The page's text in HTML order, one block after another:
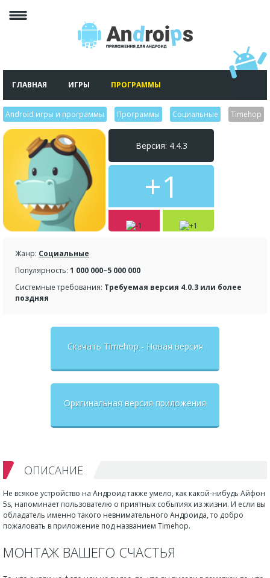
ГЛАВНАЯ ИГРЫ ПРОГРАММЫ
Android игры и программы Программы Социальные Timehop
Версия: 4.4.3
+1
Жанр: Социальные
Популярность: 1 000 000–5 000 000
Системные требования: Требуемая версия 4.0.3 или более
поздняя
Скачать Timehop - Новая версия
Оригинальная версия приложения
ОПИСАНИЕ
Не всякое устройство на Андроид также умело, как какой-нибудь Айфон
5s, напоминает пользователю о приятных событиях из жизни. И если вы
обладатель именно такого невнимательного Андроида, то добро
пожаловать в приложение под названием Timehop.
МОНТАЖ ВАШЕГО СЧАСТЬЯ